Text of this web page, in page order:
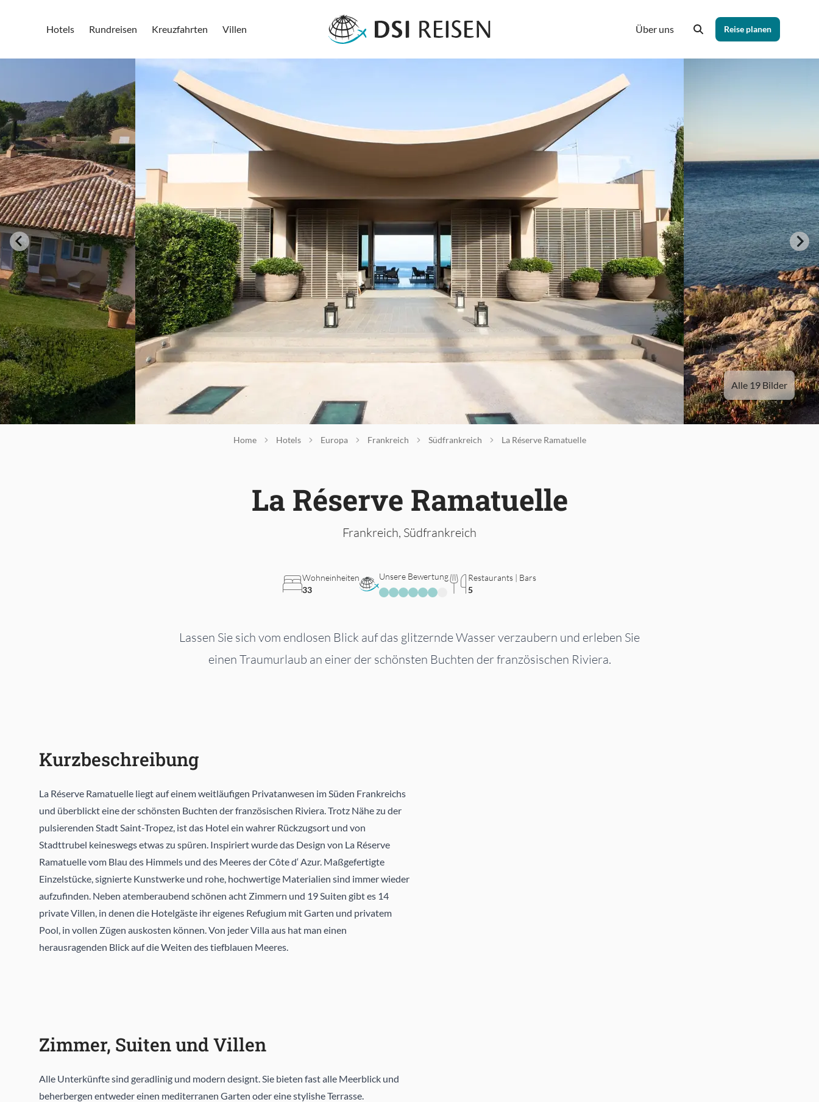
Hotels Rundreisen Kreuzfahrten Villen Über uns Reise planen
Alle 19 Bilder
Home Hotels Europa Frankreich Südfrankreich La Réserve Ramatuelle
La Réserve Ramatuelle
Frankreich, Südfrankreich
Wohneinheiten
33
Unsere Bewertung
Restaurants | Bars
5
Lassen Sie sich vom endlosen Blick auf das glitzernde Wasser verzaubern und erleben Sie
einen Traumurlaub an einer der schönsten Buchten der französischen Riviera.
Kurzbeschreibung
La Réserve Ramatuelle liegt auf einem weitläufigen Privatanwesen im Süden Frankreichs
und überblickt eine der schönsten Buchten der französischen Riviera. Trotz Nähe zu der
pulsierenden Stadt Saint-Tropez, ist das Hotel ein wahrer Rückzugsort und von
Stadttrubel keineswegs etwas zu spüren. Inspiriert wurde das Design von La Réserve
Ramatuelle vom Blau des Himmels und des Meeres der Côte d‘ Azur. Maßgefertigte
Einzelstücke, signierte Kunstwerke und rohe, hochwertige Materialien sind immer wieder
aufzufinden. Neben atemberaubend schönen acht Zimmern und 19 Suiten gibt es 14
private Villen, in denen die Hotelgäste ihr eigenes Refugium mit Garten und privatem
Pool, in vollen Zügen auskosten können. Von jeder Villa aus hat man einen
herausragenden Blick auf die Weiten des tiefblauen Meeres.
Zimmer, Suiten und Villen
Alle Unterkünfte sind geradlinig und modern designt. Sie bieten fast alle Meerblick und
beherbergen entweder einen mediterranen Garten oder eine stylishe Terrasse.